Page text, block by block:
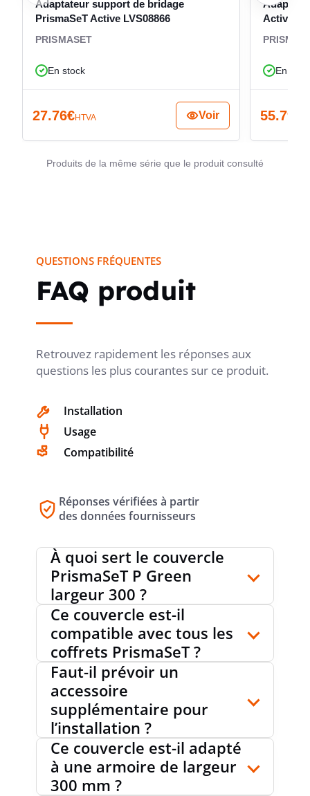
tableau de distribution électrique avec un habillage
conforme à l’architecture PrismaSeT P.
Adaptateur support de bridage
PrismaSeT Active LVS08866
PRISMASET
En stock
27.76€HTVA Voir
Active
En
55.79
Produits de la même série que le produit consulté
QUESTIONS FRÉQUENTES
FAQ produit
Retrouvez rapidement les réponses aux
questions les plus courantes sur ce produit.
Installation
Usage
Compatibilité
Réponses vérifiées à partir
des données fournisseurs
À quoi sert le couvercle
PrismaSeT P Green
largeur 300 ?
Ce couvercle est-il
compatible avec tous les
coffrets PrismaSeT ?
Faut-il prévoir un
accessoire
supplémentaire pour
l’installation ?
Ce couvercle est-il adapté
à une armoire de largeur
300 mm ?